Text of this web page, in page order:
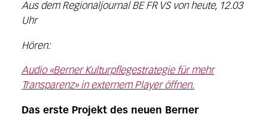
Aus dem Regionaljournal BE FR VS von heute, 12.03
Uhr
Hören:
Audio «Berner Kulturpflegestrategie für mehr
Transparenz» in externem Player öffnen.
Das erste Projekt des neuen Berner